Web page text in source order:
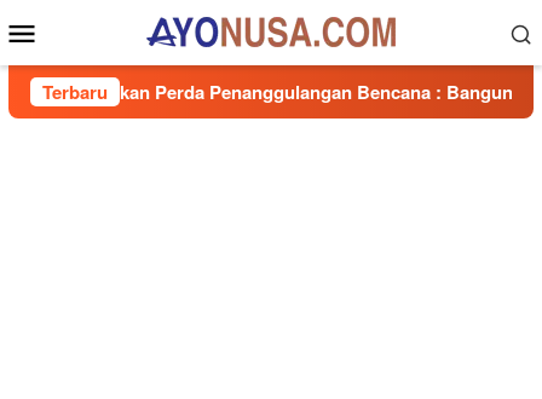
ke
kontenMobile
TerbaruPerda Penanggulangan Bencana : Bangun